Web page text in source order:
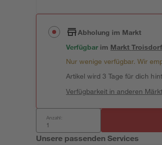
Abholung im Markt
Verfügbar im MarktTroisdorf
Nur wenige verfügbar. Wir
Artikel wird 3 Tage für dich
Verfügbarkeit in anderen
Anzahl:
Unsere passenden Services